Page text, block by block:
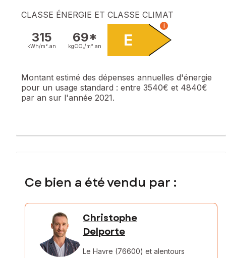
CLASSE ÉNERGIE ET CLASSE CLIMAT
315
kWh/m². an
69*
kgCO₂/m². an E
i
Montant estimé des dépenses annuelles d'énergie
pour un usage standard : entre 3540€ et 4840€
par an sur l'année 2021.
Ce bien a été vendu par :
Christophe
Delporte
Le Havre (76600) et alentours